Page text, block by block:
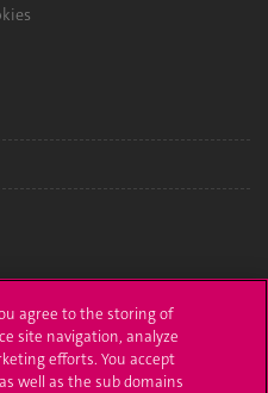
agree to the storing of
site navigation, analyze
efforts. You accept
well as the sub domains